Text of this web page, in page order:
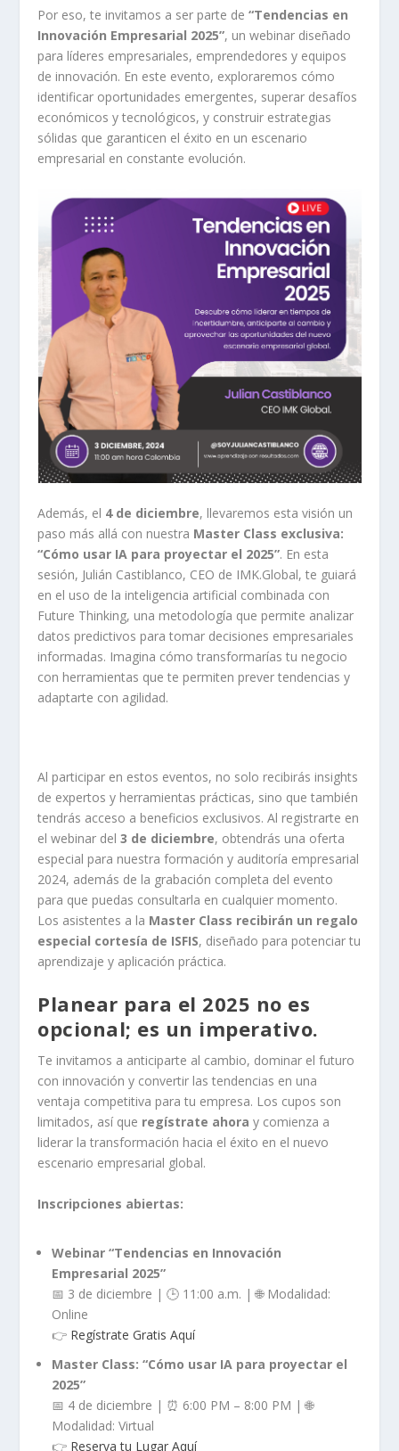
Por eso, te invitamos a ser parte de“Tendencias en
Innovación Empresarial 2025”, un webinar diseñado
para líderes empresariales, emprendedores y equipos
de innovación. En este evento, exploraremos cómo
identificar oportunidades emergentes, superar desafíos
económicos y tecnológicos, y construir estrategias
sólidas que garanticen el éxito en un escenario
empresarial en constante evolución.
Además, el 4 de diciembre, llevaremos esta visión un
paso más allá con nuestra Master Class exclusiva:
“Cómo usar IA para proyectar el 2025”. En esta
sesión, Julián Castiblanco, CEO de IMK.Global, te guiará
en el uso de la inteligencia artificial combinada con
Future Thinking, una metodología que permite analizar
datos predictivos para tomar decisiones empresariales
informadas. Imagina cómo transformarías tu negocio
con herramientas que te permiten prever tendencias y
adaptarte con agilidad.
Al participar en estos eventos, no solo recibirás insights
de expertos y herramientas prácticas, sino que también
tendrás acceso a beneficios exclusivos. Al registrarte en
el webinar del3 de diciembre, obtendrás una oferta
especial para nuestra formación y auditoría empresarial
2024, además de la grabación completa del evento
para que puedas consultarla en cualquier momento.
Los asistentes a la Master Class recibirán un regalo
especial cortesía de ISFIS, diseñado para potenciar tu
aprendizaje y aplicación práctica.
Planear para el 2025 no es
opcional; es un imperativo.
Te invitamos a anticiparte al cambio, dominar el futuro
con innovación y convertir las tendencias en una
ventaja competitiva para tu empresa. Los cupos son
limitados, así que regístrate ahora y comienza a
liderar la transformación hacia el éxito en el nuevo
escenario empresarial global.
Inscripciones abiertas:
Webinar “Tendencias en Innovación
Empresarial 2025”
📅 3 de diciembre | 🕒 11:00 a.m. | 🌐 Modalidad:
Online
👉 Regístrate Gratis Aquí
Master Class: “Cómo usar IA para proyectar el
2025”
📅 4 de diciembre | ⏰ 6:00 PM – 8:00 PM | 🌐
Modalidad: Virtual
👉 Reserva tu Lugar Aquí